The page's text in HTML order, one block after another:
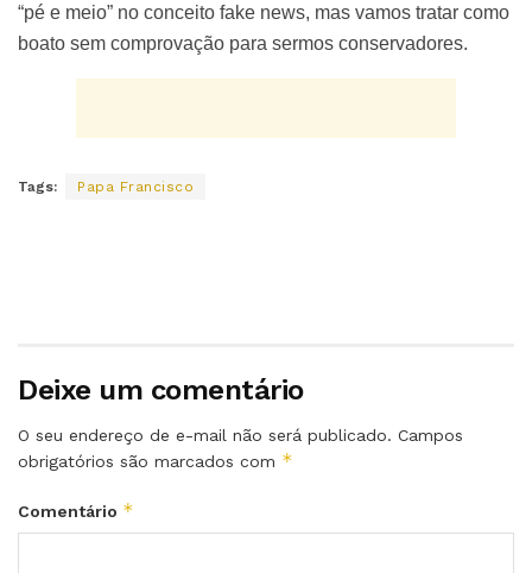
“pé e meio” no conceito fake news, mas vamos tratar como
boato sem comprovação para sermos conservadores.
Tags: Papa Francisco
Deixe um comentário
O seu endereço de e-mail não será publicado. Campos
obrigatórios são marcados com *
Comentário *